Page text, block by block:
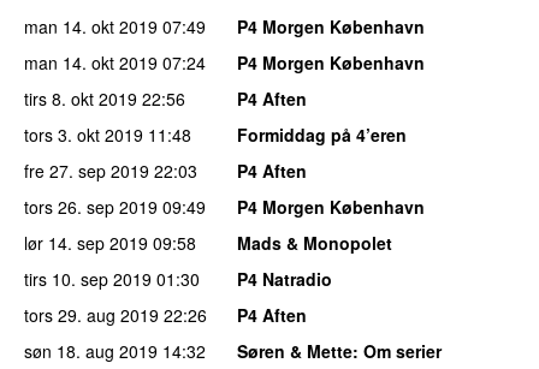
man 14. okt 2019 07:49
P4 Morgen København
man 14. okt 2019 07:24
P4 Morgen København
tirs 8. okt 2019 22:56
P4 Aften
tors 3. okt 2019 11:48
Formiddag på 4’eren
fre 27. sep 2019 22:03
P4 Aften
tors 26. sep 2019 09:49
P4 Morgen København
lør 14. sep 2019 09:58
Mads & Monopolet
tirs 10. sep 2019 01:30
P4 Natradio
tors 29. aug 2019 22:26
P4 Aften
søn 18. aug 2019 14:32 Søren & Mette: Om serier